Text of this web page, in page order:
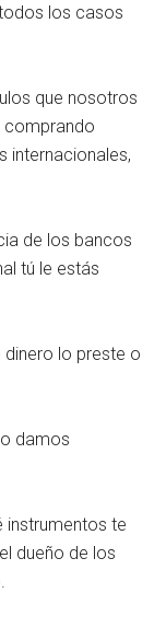
los casos
que nosotros
comprando
internacionales,
de los bancos
tú le estás
dinero lo preste o
damos
instrumentos te
dueño de los